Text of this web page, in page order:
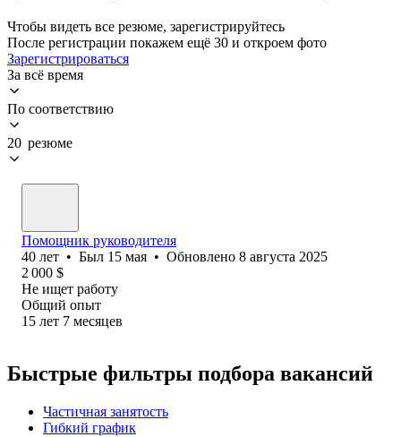
Чтобы видеть все резюме, зарегистрируйтесь
После регистрации покажем ещё 30 и откроем фото
Зарегистрироваться
За всё время
По соответствию
20 резюме
Помощник руководителя
40 лет • Был 15 мая • Обновлено 8 августа 2025
2 000 $
Не ищет работу
Общий опыт
15 лет 7 месяцев
Быстрые фильтры подбора вакансий
Частичная занятость
Гибкий график